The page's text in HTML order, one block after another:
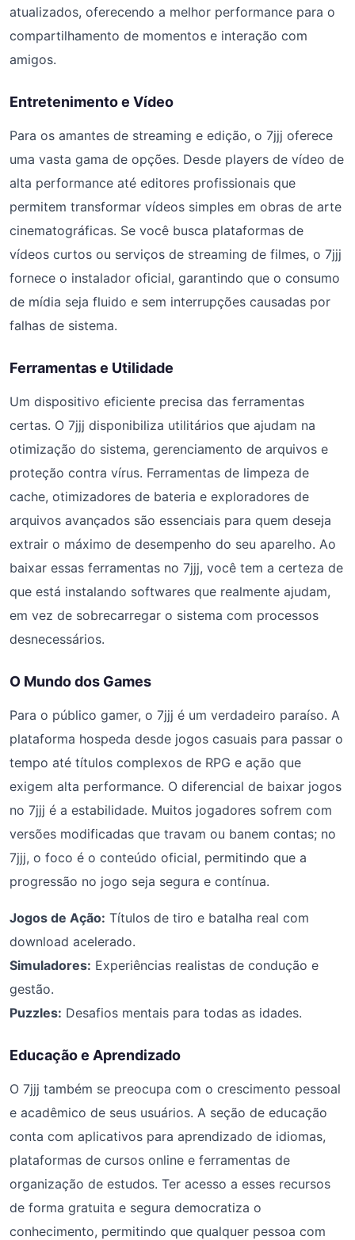
atualizados, oferecendo a melhor performance para o
compartilhamento de momentos e interação com
amigos.
Entretenimento e Vídeo
Para os amantes de streaming e edição, o 7jjj oferece
uma vasta gama de opções. Desde players de vídeo de
alta performance até editores profissionais que
permitem transformar vídeos simples em obras de arte
cinematográficas. Se você busca plataformas de
vídeos curtos ou serviços de streaming de filmes, o 7jjj
fornece o instalador oficial, garantindo que o consumo
de mídia seja fluido e sem interrupções causadas por
falhas de sistema.
Ferramentas e Utilidade
Um dispositivo eficiente precisa das ferramentas
certas. O 7jjj disponibiliza utilitários que ajudam na
otimização do sistema, gerenciamento de arquivos e
proteção contra vírus. Ferramentas de limpeza de
cache, otimizadores de bateria e exploradores de
arquivos avançados são essenciais para quem deseja
extrair o máximo de desempenho do seu aparelho. Ao
baixar essas ferramentas no 7jjj, você tem a certeza de
que está instalando softwares que realmente ajudam,
em vez de sobrecarregar o sistema com processos
desnecessários.
O Mundo dos Games
Para o público gamer, o 7jjj é um verdadeiro paraíso. A
plataforma hospeda desde jogos casuais para passar o
tempo até títulos complexos de RPG e ação que
exigem alta performance. O diferencial de baixar jogos
no 7jjj é a estabilidade. Muitos jogadores sofrem com
versões modificadas que travam ou banem contas; no
7jjj, o foco é o conteúdo oficial, permitindo que a
progressão no jogo seja segura e contínua.
Jogos de Ação: Títulos de tiro e batalha real com
download acelerado.
Simuladores: Experiências realistas de condução e
gestão.
Puzzles: Desafios mentais para todas as idades.
Educação e Aprendizado
O 7jjj também se preocupa com o crescimento pessoal
e acadêmico de seus usuários. A seção de educação
conta com aplicativos para aprendizado de idiomas,
plataformas de cursos online e ferramentas de
organização de estudos. Ter acesso a esses recursos
de forma gratuita e segura democratiza o
conhecimento, permitindo que qualquer pessoa com